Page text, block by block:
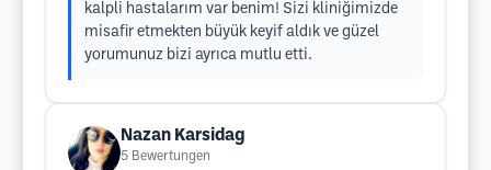
kalpli hastalarım var benim! Sizi kliniğimizde
misafir etmekten büyük keyif aldık ve güzel
yorumunuz bizi ayrıca mutlu etti.
Nazan Karsidag
5 Bewertungen